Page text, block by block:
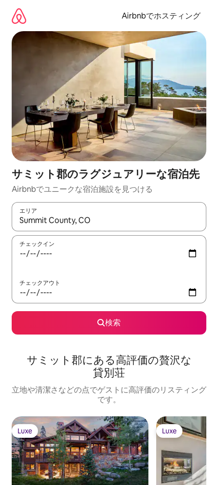
Airbnbでホスティング
サミット郡のラグジュアリーな宿泊先
Airbnbでユニークな宿泊施設を見つける
エリア
検索結果が表示されたら、上下の矢印キーを使って移動するか
チェックイン
チェックアウト
検索
サミット郡に⁠あ⁠る高⁠評⁠価⁠の贅⁠沢⁠な
貸⁠別⁠荘
立地や清潔さなどの点でゲストに高評価のリスティング
です。
Luxe
Luxe Luxe
Luxe